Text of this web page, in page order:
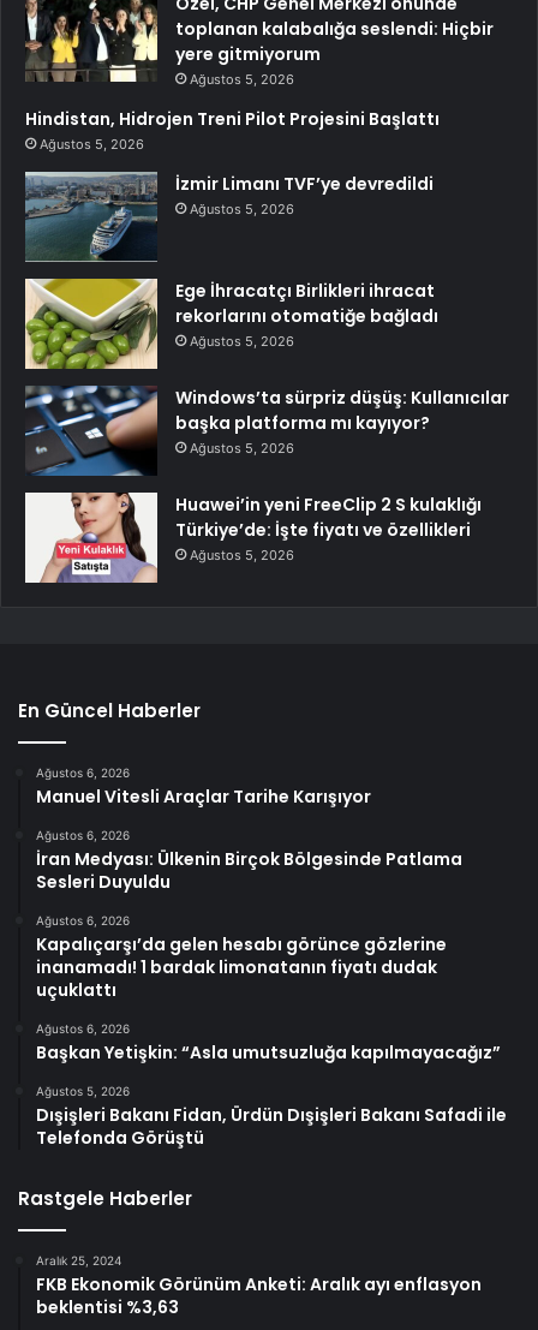
toplanan kalabalığa seslendi: Hiçbir
yere gitmiyorum
Ağustos 5, 2026
Hindistan, Hidrojen Treni Pilot Projesini Başlattı
Ağustos 5, 2026
İzmir Limanı TVF’ye devredildi
Ağustos 5, 2026
Ege İhracatçı Birlikleri ihracat
rekorlarını otomatiğe bağladı
Ağustos 5, 2026
Windows’ta sürpriz düşüş: Kullanıcılar
başka platforma mı kayıyor?
Ağustos 5, 2026
Huawei’in yeni FreeClip 2 S kulaklığı
Türkiye’de: İşte fiyatı ve özellikleri
Ağustos 5, 2026
En Güncel Haberler
Ağustos 6, 2026
Manuel Vitesli Araçlar Tarihe Karışıyor
Ağustos 6, 2026
İran Medyası: Ülkenin Birçok Bölgesinde Patlama
Sesleri Duyuldu
Ağustos 6, 2026
Kapalıçarşı’da gelen hesabı görünce gözlerine
inanamadı! 1 bardak limonatanın fiyatı dudak
uçuklattı
Ağustos 6, 2026
Başkan Yetişkin: “Asla umutsuzluğa kapılmayacağız”
Ağustos 5, 2026
Dışişleri Bakanı Fidan, Ürdün Dışişleri Bakanı Safadi ile
Telefonda Görüştü
Rastgele Haberler
Aralık 25, 2024
FKB Ekonomik Görünüm Anketi: Aralık ayı enflasyon
beklentisi %3,63